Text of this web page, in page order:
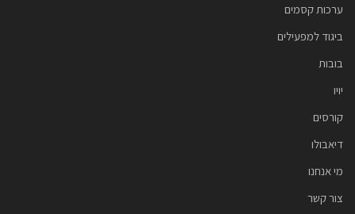
ערכות קסמים
ביגוד למפעילים
בובות
יויו
קורסים
דיאבולו
מי אנחנו
צור קשר